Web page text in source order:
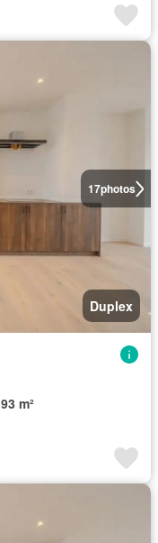
17photos
Duplex
93 m²